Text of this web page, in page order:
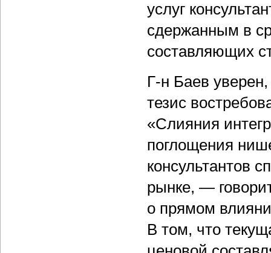
услуг
сдержанным в
составляющих
Г-н Баев
тезис
«Слияния
поглощения
консультантов
рынке, —
о прямом
В том, что